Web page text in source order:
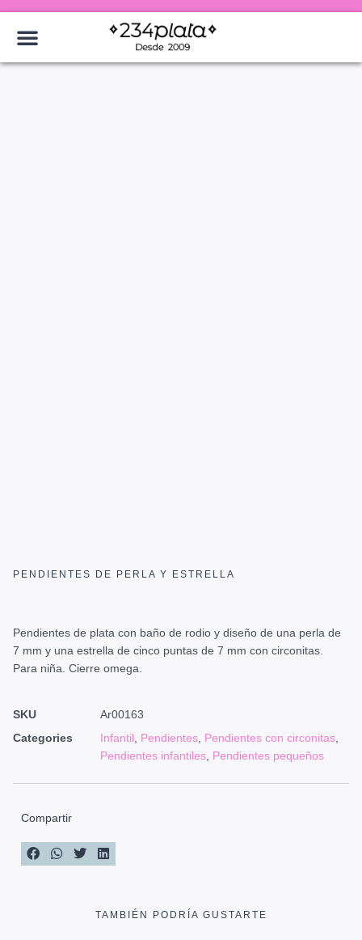
PENDIENTES DE PERLA Y ESTRELLA
Pendientes de plata con baño de rodio y diseño de una perla de
7 mm y una estrella de cinco puntas de 7 mm con circonitas.
Para niña. Cierre omega.
SKU
Ar00163
Categories
Infantil Pendientes Pendientes con circonitas
Pendientes infantiles Pendientes pequeños
Compartir
TAMBIÉN PODRÍA GUSTARTE